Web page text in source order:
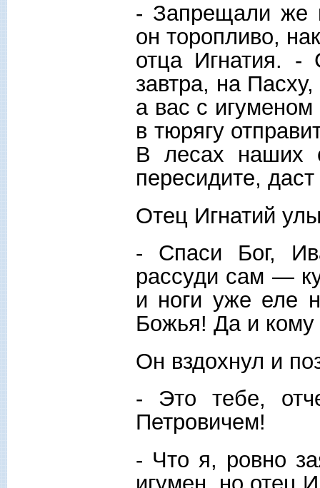
- Запрещали же
он торопливо,
отца Игнатия. -
завтра, на
а вас с игуменом
в тюрягу
В лесах наших
пересидите,
Отец Игнатий
- Спаси Бог,
рассуди сам —
и ноги уже еле
Божья! Да и кому
Он вздохнул и
- Это тебе,
Петровичем!
- Что я, ровно